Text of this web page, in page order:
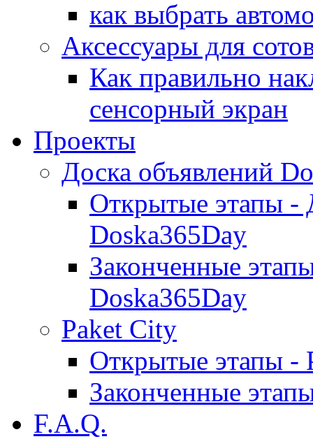
как выбрать
Аксессуары для
Как правильно
сенсорный экран
Проекты
Доска объявлений
Открытые этапы -
Doska365Day
Законченные
Doska365Day
Paket City
Открытые этапы -
Законченные
F.A.Q.